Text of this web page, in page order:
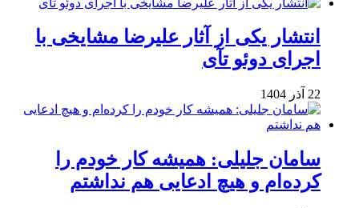
انتشار یکی از آثار علیرضا مشایخی با
اجرای دوئو تآی
22 آذر 1404
سامان جلیلی: همیشه کار خودم را
کرده‌ام و هیچ ادعایی هم نداشتم